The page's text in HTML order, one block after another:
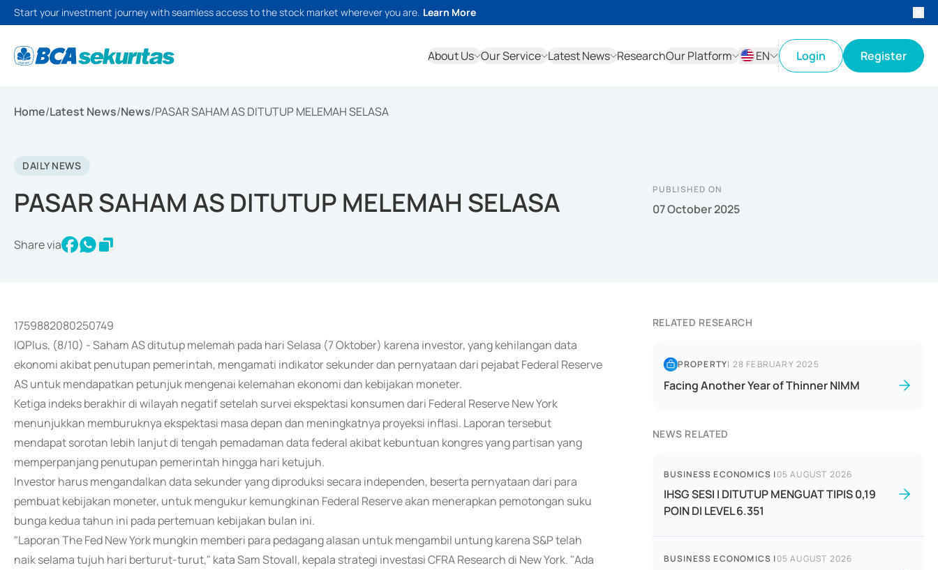
Start your investment journey with seamless access to the stock market wherever you are. Learn More
About Us Our Service Latest News ResearchOur Platform
EN
Login Register
Home/Latest News/News/PASAR SAHAM AS DITUTUP MELEMAH SELASA
DAILY NEWS
PASAR SAHAM AS DITUTUP MELEMAH SELASA
Share via
PUBLISHED ON
07 October 2025
1759882080250749
IQPlus, (8/10) - Saham AS ditutup melemah pada hari Selasa (7 Oktober) karena investor, yang kehilangan data
ekonomi akibat penutupan pemerintah, mengamati indikator sekunder dan pernyataan dari pejabat Federal Reserve
AS untuk mendapatkan petunjuk mengenai kelemahan ekonomi dan kebijakan moneter.
Ketiga indeks berakhir di wilayah negatif setelah survei ekspektasi konsumen dari Federal Reserve New York
menunjukkan memburuknya ekspektasi masa depan dan meningkatnya proyeksi inflasi. Laporan tersebut
mendapat sorotan lebih lanjut di tengah pemadaman data federal akibat kebuntuan kongres yang partisan yang
memperpanjang penutupan pemerintah hingga hari ketujuh.
Investor harus mengandalkan data sekunder yang diproduksi secara independen, beserta pernyataan dari para
pembuat kebijakan moneter, untuk mengukur kemungkinan Federal Reserve akan menerapkan pemotongan suku
bunga kedua tahun ini pada pertemuan kebijakan bulan ini.
"Laporan The Fed New York mungkin memberi para pedagang alasan untuk mengambil untung karena S&P telah
naik selama tujuh hari berturut-turut," kata Sam Stovall, kepala strategi investasi CFRA Research di New York. "Ada
RELATED RESEARCH
PROPERTY| 28 FEBRUARY 2025
Facing Another Year of Thinner NIMM
NEWS RELATED
BUSINESS ECONOMICS |05 AUGUST 2026
IHSG SESI I DITUTUP MENGUAT TIPIS 0,19
POIN DI LEVEL 6.351
BUSINESS ECONOMICS |05 AUGUST 2026